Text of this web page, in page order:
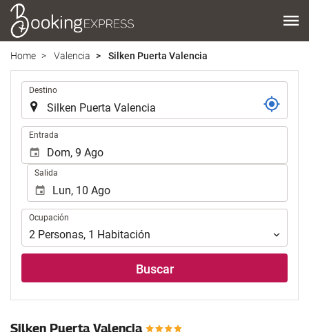
Home Valencia Silken Puerta Valencia
Introduzca
lugar
de
destino
en
que
realizar
búsqueda
de
Destino
Introduzca
las
fechas
inicio
fin
para
realizar
Entrada
Salida
Ocupación
Ocupación
2 Personas, 1 Habitación
Buscar
Silken Puerta Valencia